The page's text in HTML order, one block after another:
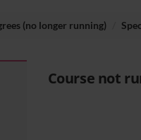
(no longer running)
Course not